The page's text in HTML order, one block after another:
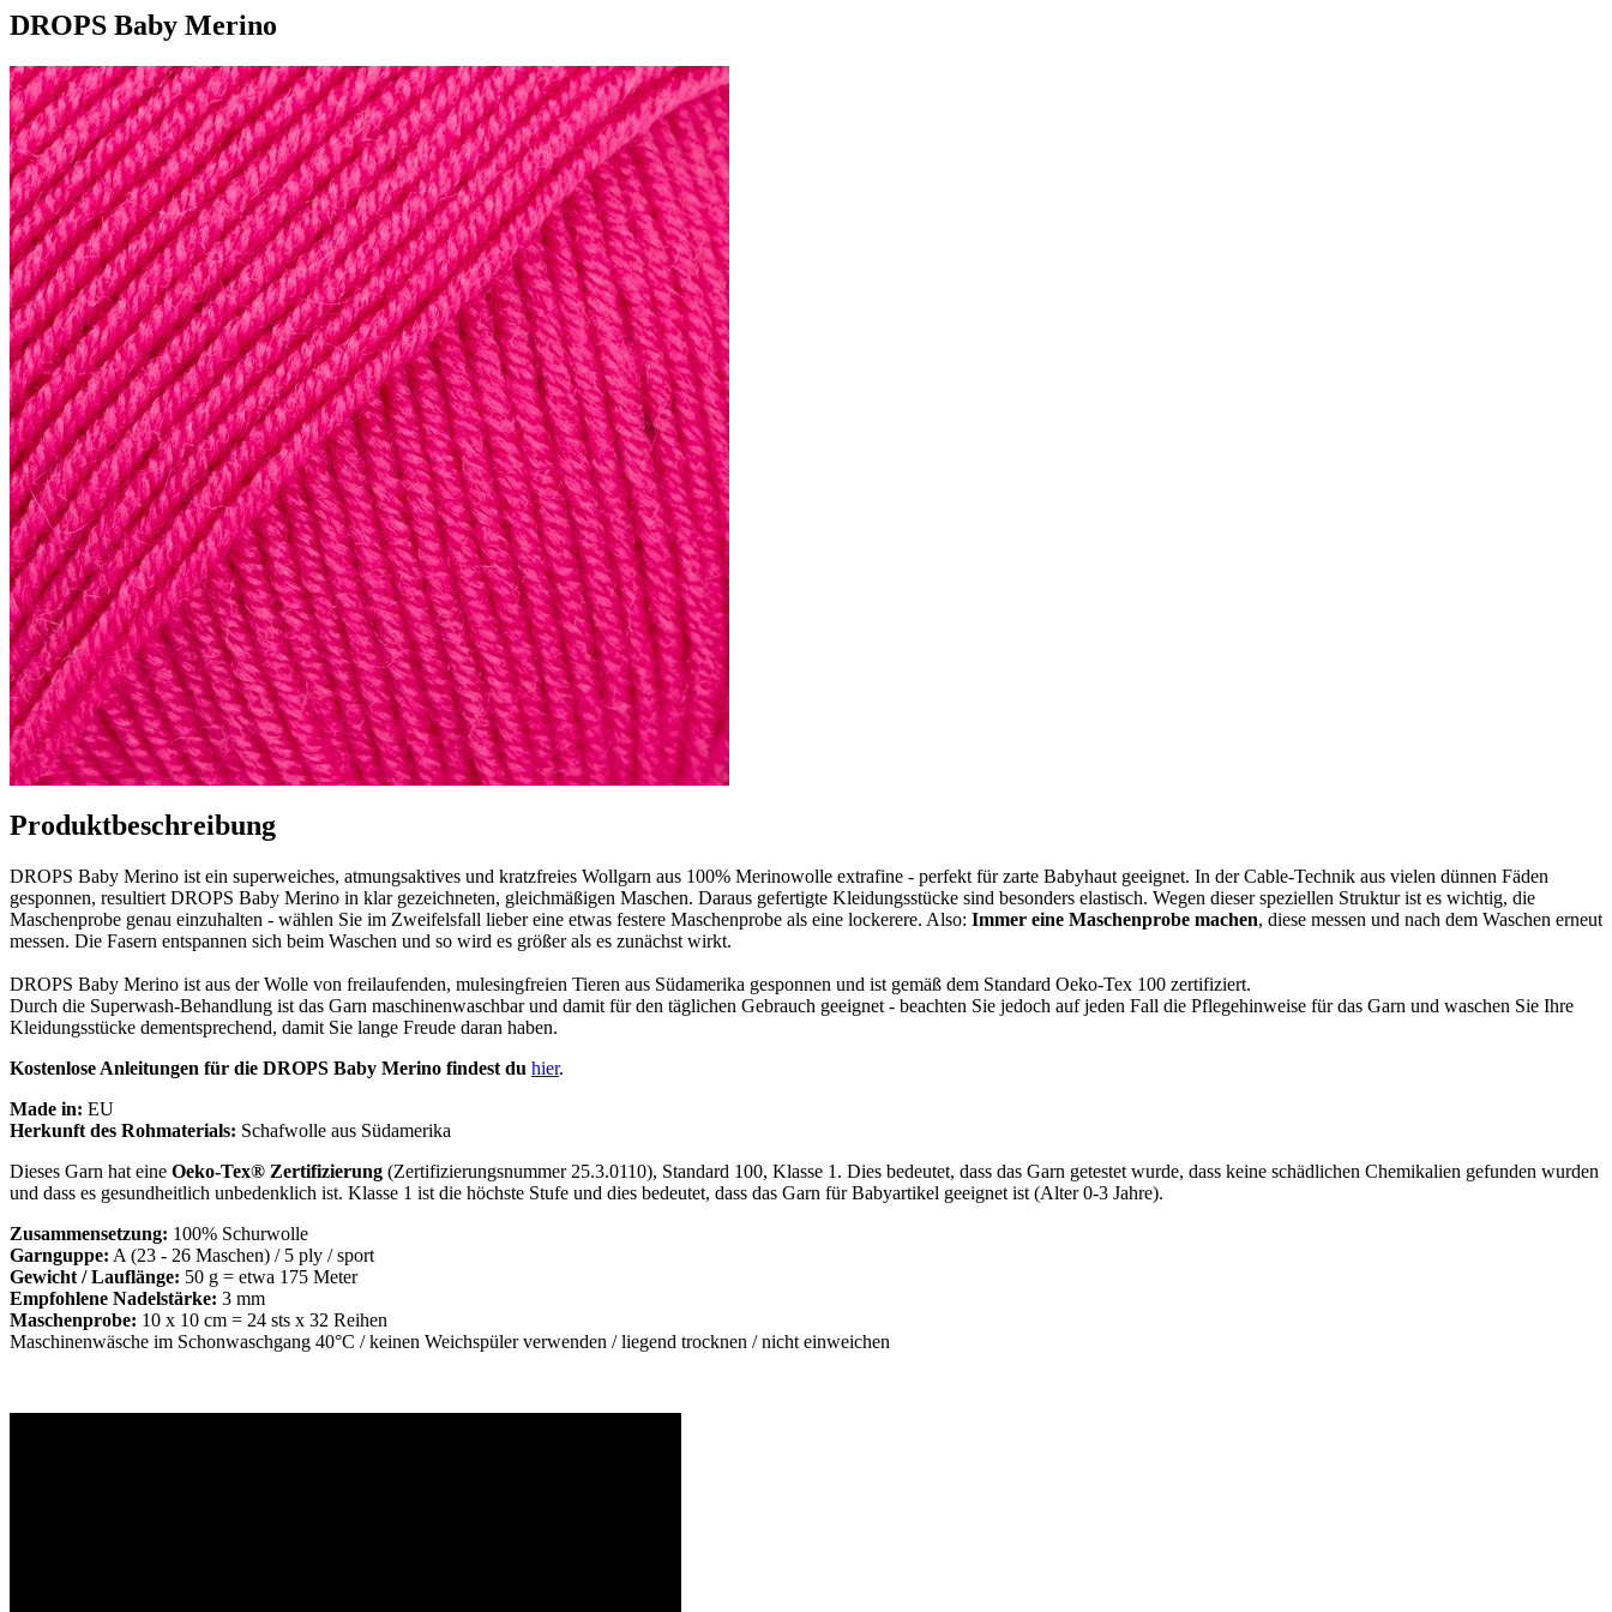
DROPS Baby Merino
Produktbeschreibung
DROPS Baby Merino ist ein superweiches, atmungsaktives und kratzfreies Wollgarn aus 100% Merinowolle extrafine - perfekt für zarte Babyhaut geeignet. In der Cable-Technik aus vielen dünnen Fäden
gesponnen, resultiert DROPS Baby Merino in klar gezeichneten, gleichmäßigen Maschen. Daraus gefertigte Kleidungsstücke sind besonders elastisch. Wegen dieser speziellen Struktur ist es wichtig, die
Maschenprobe genau einzuhalten - wählen Sie im Zweifelsfall lieber eine etwas festere Maschenprobe als eine lockerere. Also: Immer eine Maschenprobe machen, diese messen und nach dem Waschen erneut
messen. Die Fasern entspannen sich beim Waschen und so wird es größer als es zunächst wirkt.
DROPS Baby Merino ist aus der Wolle von freilaufenden, mulesingfreien Tieren aus Südamerika gesponnen und ist gemäß dem Standard Oeko-Tex 100 zertifiziert.
Durch die Superwash-Behandlung ist das Garn maschinenwaschbar und damit für den täglichen Gebrauch geeignet - beachten Sie jedoch auf jeden Fall die Pflegehinweise für das Garn und waschen Sie Ihre
Kleidungsstücke dementsprechend, damit Sie lange Freude daran haben.
Kostenlose Anleitungen für die DROPS Baby Merino findest du hier.
Made in: EU
Herkunft des Rohmaterials: Schafwolle aus Südamerika
Dieses Garn hat eine Oeko-Tex® Zertifizierung (Zertifizierungsnummer 25.3.0110), Standard 100, Klasse 1. Dies bedeutet, dass das Garn getestet wurde, dass keine schädlichen Chemikalien gefunden wurden
und dass es gesundheitlich unbedenklich ist. Klasse 1 ist die höchste Stufe und dies bedeutet, dass das Garn für Babyartikel geeignet ist (Alter 0-3 Jahre).
Zusammensetzung: 100% Schurwolle
Garnguppe: A (23 - 26 Maschen) / 5 ply / sport
Gewicht / Lauflänge: 50 g = etwa 175 Meter
Empfohlene Nadelstärke: 3 mm
Maschenprobe: 10 x 10 cm = 24 sts x 32 Reihen
Maschinenwäsche im Schonwaschgang 40°C / keinen Weichspüler verwenden / liegend trocknen / nicht einweichen